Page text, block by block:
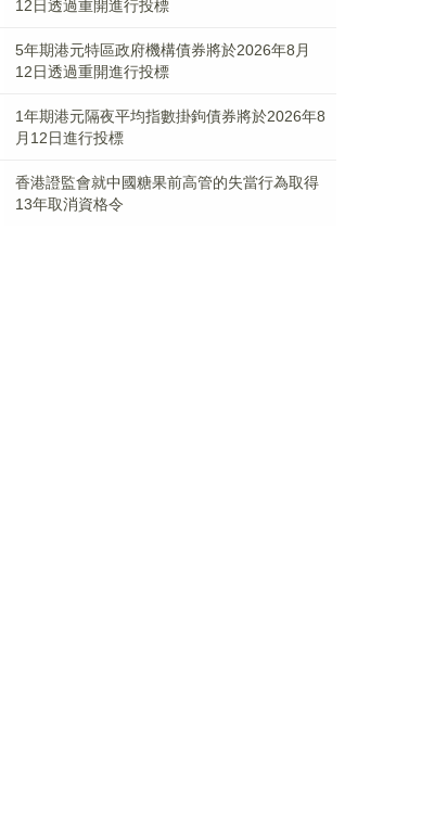
12日透過重開進行投標
5年期港元特區政府機構債券將於2026年8月
12日透過重開進行投標
1年期港元隔夜平均指數掛鉤債券將於2026年8
月12日進行投標
香港證監會就中國糖果前高管的失當行為取得
13年取消資格令